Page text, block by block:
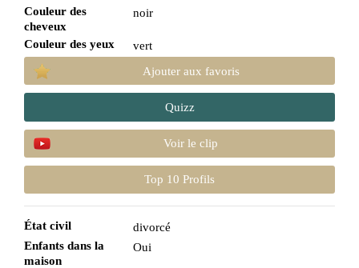
Couleur des
cheveux
noir
Couleur des yeux
vert
Ajouter aux favoris
Quizz
Voir le clip
Top 10 Profils
État civil
divorcé
Enfants dans la
maison
Oui